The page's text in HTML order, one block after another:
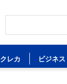
クレカ ビジネス